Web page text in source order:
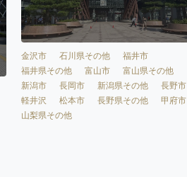
金沢市 石川県その他
福井市
福井県その他
富山市
富山県その他
新潟市
長岡市 新潟県その他
長野市
軽井沢
松本市 長野県その他
甲府市
山梨県その他